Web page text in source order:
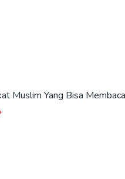
Muslim Yang Bisa